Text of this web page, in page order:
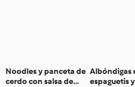
Noodles y panceta de
cerdo con salsa de
Albóndigas
espaguetis